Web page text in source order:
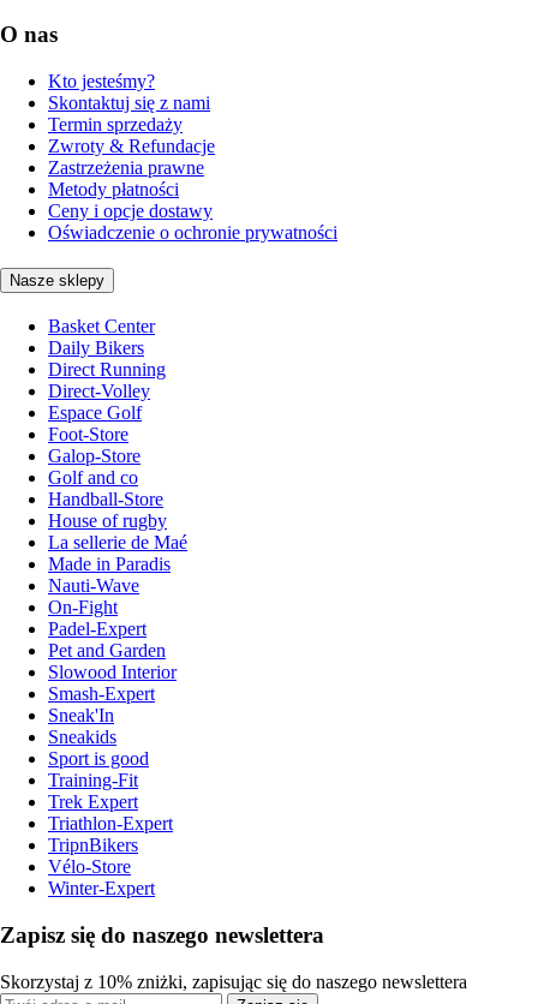
O nas
Kto jesteśmy?
Skontaktuj się z nami
Termin sprzedaży
Zwroty & Refundacje
Zastrzeżenia prawne
Metody płatności
Ceny i opcje dostawy
Oświadczenie o ochronie prywatności
Nasze sklepy
Basket Center
Daily Bikers
Direct Running
Direct-Volley
Espace Golf
Foot-Store
Galop-Store
Golf and co
Handball-Store
House of rugby
La sellerie de Maé
Made in Paradis
Nauti-Wave
On-Fight
Padel-Expert
Pet and Garden
Slowood Interior
Smash-Expert
Sneak'In
Sneakids
Sport is good
Training-Fit
Trek Expert
Triathlon-Expert
TripnBikers
Vélo-Store
Winter-Expert
Zapisz się do naszego newslettera
Skorzystaj z 10% zniżki, zapisując się do naszego newslettera